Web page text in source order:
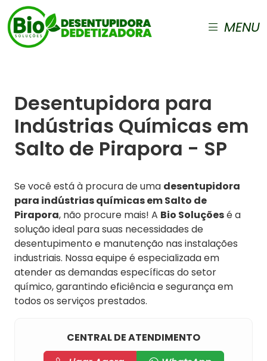
MENU
Desentupidora para
Indústrias Químicas em
Salto de Pirapora - SP
Se você está à procura de uma desentupidora
para indústrias químicas em Salto de
Pirapora, não procure mais! A Bio Soluçõesé a
solução ideal para suas necessidades de
desentupimento e manutenção nas instalações
industriais. Nossa equipe é especializada em
atender as demandas específicas do setor
químico, garantindo eficiência e segurança em
todos os serviços prestados.
CENTRAL DE ATENDIMENTO